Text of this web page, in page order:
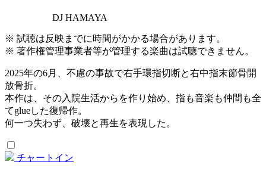
DJ HAMAYA
※ 試聴は反映までに時間がかかる場合があります。
※ 著作権管理事業者等が管理する楽曲は試聴できません。
2025年の6月、不慮の事故で右手環指切断と右中指末節骨開
放骨折。
本作は、その入院生活からを作り始め、指も音楽も仲間も全
てglueした復帰作。
何一つ失わず、破壊と再生を表現した。
チャートイン